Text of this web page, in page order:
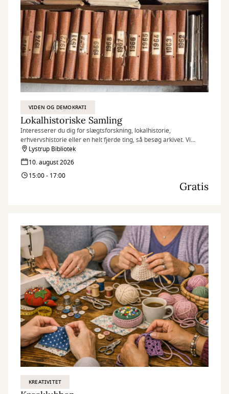
VIDEN OG DEMOKRATI
Lokalhistoriske Samling
Interesserer du dig for slægtsforskning, lokalhistorie,
erhvervshistorie eller en helt fjerde ting, så besøg arkivet. Vi
hjælper dig med at finde de informationer, som du søger.
Lystrup Bibliotek
10. august 2026
15:00 - 17:00
Gratis
KREATIVITET